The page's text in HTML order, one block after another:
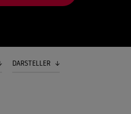
DARSTELLER